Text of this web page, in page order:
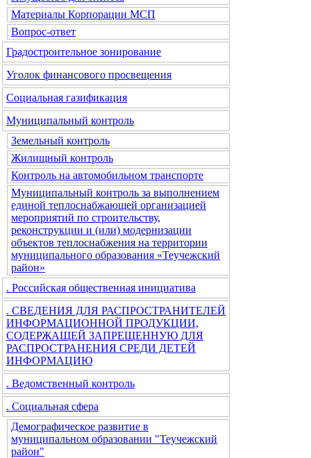
Материалы Корпорации МСП
Вопрос-ответ
Градостроительное зонирование
Уголок финансового просвещения
Социальная газификация
Муниципальный контроль
Земельный контроль
Жилищный контроль
Контроль на автомобильном транспорте
Муниципальный контроль за выполнением
единой теплоснабжающей организацией
мероприятий по строительству,
реконструкции и (или) модернизации
объектов теплоснабжения на территории
муниципального образования «Теучежский
район»
. Российская общественная инициатива
. СВЕДЕНИЯ ДЛЯ РАСПРОСТРАНИТЕЛЕЙ
ИНФОРМАЦИОННОЙ ПРОДУКЦИИ,
СОДЕРЖАЩЕЙ ЗАПРЕЩЕННУЮ ДЛЯ
РАСПРОСТРАНЕНИЯ СРЕДИ ДЕТЕЙ
ИНФОРМАЦИЮ
. Ведомственный контроль
. Социальная сфера
Демографическое развитие в
муниципальном образовании "Теучежский
район"